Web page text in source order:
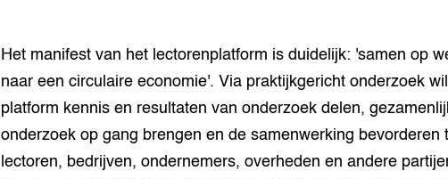
Het manifest van het lectorenplatform is duidelijk: 'samen op
naar een circulaire economie'. Via praktijkgericht onderzoek
platform kennis en resultaten van onderzoek delen,
onderzoek op gang brengen en de samenwerking bevorderen
lectoren, bedrijven, ondernemers, overheden en andere